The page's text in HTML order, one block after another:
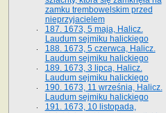
zamku trembowelskim przed
nieprzyjacielem
187. 1673, 5 maja, Halicz.
Laudum sejmiku halickiego
188. 1673, 5 czerwca, Halicz.
Laudum sejmiku halickiego
189. 1673, 3 lipca, Halicz.
Laudum sejmiku halickiego
190. 1673, 11 września, Halicz.
Laudum sejmiku halickiego
191. 1673, 10 listopada,